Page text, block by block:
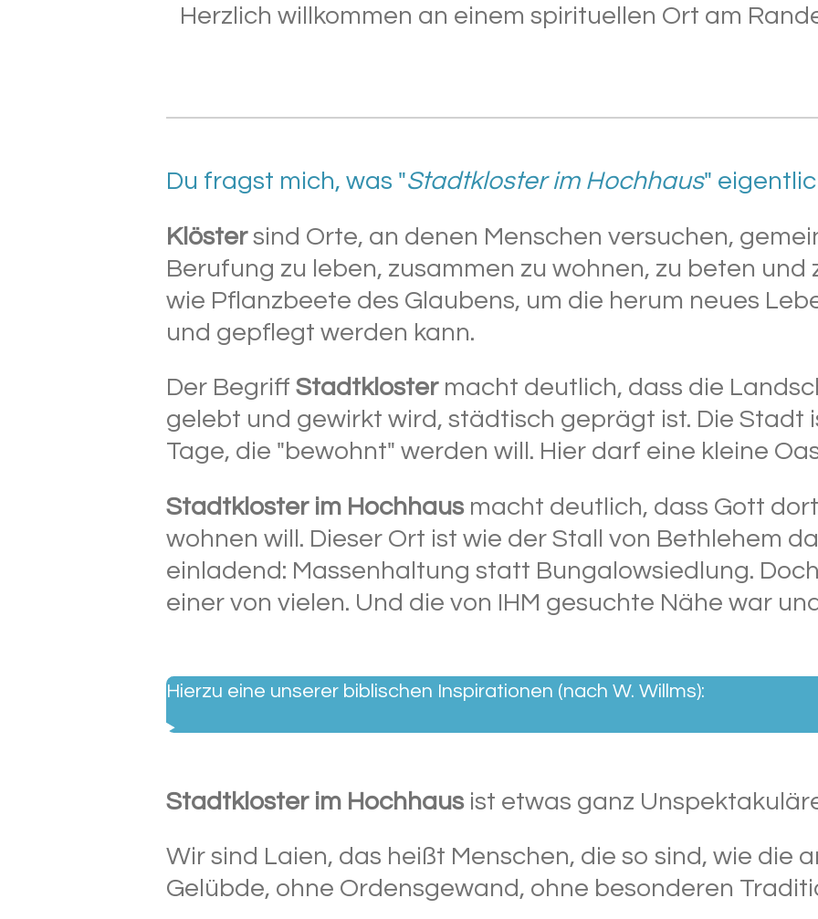
Herzlich willkommen an einem spirituellen Ort am
Du fragst mich, was "Stadtkloster im Hochhaus"
Klöstersind Orte, an denen Menschen versuchen,
Berufung zu leben, zusammen zu wohnen, zu beten und
wie Pflanzbeete des Glaubens, um die herum neues
und gepflegt werden kann.
Der Begriff Stadtklostermacht deutlich, dass die
gelebt und gewirkt wird, städtisch geprägt ist. Die Stadt
Tage, die "bewohnt" werden will. Hier darf eine kleine
Stadtkloster im Hochhaus macht deutlich, dass Gott
wohnen will. Dieser Ort ist wie der Stall von Bethlehem
einladend: Massenhaltung statt Bungalowsiedlung.
einer von vielen. Und die von IHM gesuchte Nähe war
Hierzu eine unserer biblischen Inspirationen (nach W. Willms):
Stadtkloster im Hochhaus ist etwas ganz
Wir sind Laien, das heißt Menschen, die so sind, wie die
Gelübde, ohne Ordensgewand, ohne besonderen